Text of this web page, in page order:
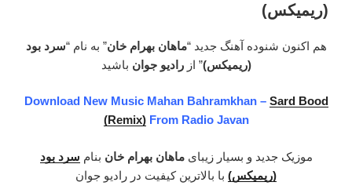
استرس”
(ریمیکس)
هم اکنون شنوده آهنگ جدید “ماهان بهرام خان” به نام “سرد بود
(ریمیکس)” ازرادیو جوان باشید
Download New Music Mahan Bahramkhan – Sard Bood
(Remix)From Radio Javan
موزیک جدید و بسیار زیبای ماهان بهرام خان بنام سرد بود
(ریمیکس) با بالاترین کیفیت در رادیو جوان